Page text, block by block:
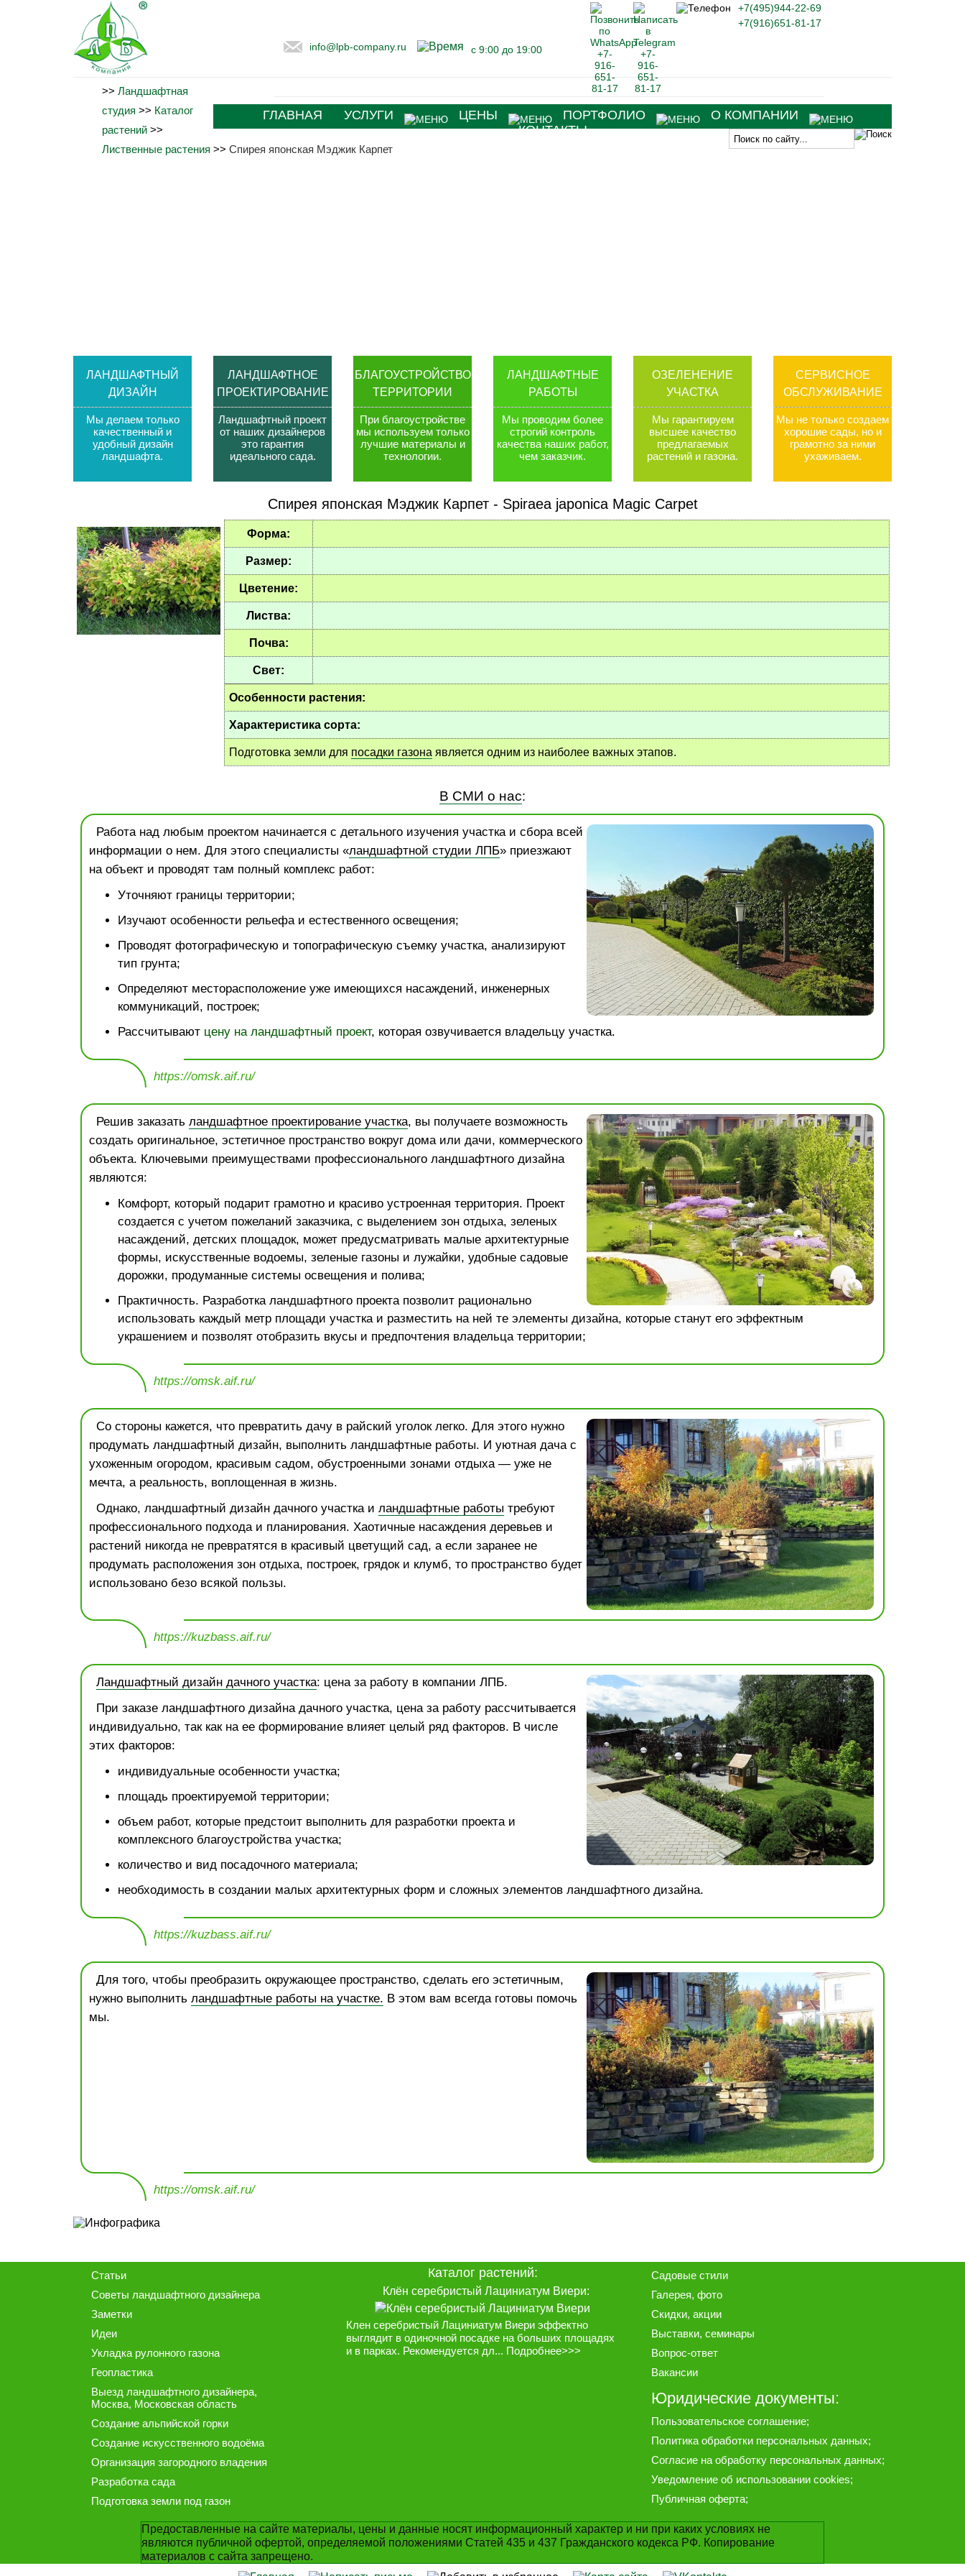
Спирея японская Мэджик Карпет - Spiraea japonica Magic Carpet
Форма:
Размер:
Цветение:
Листва:
Почва:
Свет:
Особенности растения:
Характеристика сорта:
Подготовка земли для посадки газона является одним из наиболее важных этапов.
В СМИ о нас:
Работа над любым проектом начинается с детального изучения участка и сбора всей
информации о нем. Для этого специалисты «ландшафтной студии ЛПБ» приезжают
на объект и проводят там полный комплекс работ:
Уточняют границы территории;
Изучают особенности рельефа и естественного освещения;
Проводят фотографическую и топографическую съемку участка, анализируют
тип грунта;
Определяют месторасположение уже имеющихся насаждений, инженерных
коммуникаций, построек;
Рассчитывают цену на ландшафтный проект, которая озвучивается владельцу участка.
https://omsk.aif.ru/
Решив заказать ландшафтное проектирование участка, вы получаете возможность
создать оригинальное, эстетичное пространство вокруг дома или дачи, коммерческого
объекта. Ключевыми преимуществами профессионального ландшафтного дизайна
являются:
Комфорт, который подарит грамотно и красиво устроенная территория. Проект
создается с учетом пожеланий заказчика, с выделением зон отдыха, зеленых
насаждений, детских площадок, может предусматривать малые архитектурные
формы, искусственные водоемы, зеленые газоны и лужайки, удобные садовые
дорожки, продуманные системы освещения и полива;
Практичность. Разработка ландшафтного проекта позволит рационально
использовать каждый метр площади участка и разместить на ней те элементы дизайна, которые станут его эффектным
украшением и позволят отобразить вкусы и предпочтения владельца территории;
https://omsk.aif.ru/
Со стороны кажется, что превратить дачу в райский уголок легко. Для этого нужно
продумать ландшафтный дизайн, выполнить ландшафтные работы. И уютная дача с
ухоженным огородом, красивым садом, обустроенными зонами отдыха — уже не
мечта, а реальность, воплощенная в жизнь.
Однако, ландшафтный дизайн дачного участка и ландшафтные работы требуют
профессионального подхода и планирования. Хаотичные насаждения деревьев и
растений никогда не превратятся в красивый цветущий сад, а если заранее не
продумать расположения зон отдыха, построек, грядок и клумб, то пространство будет
использовано безо всякой пользы.
https://kuzbass.aif.ru/
Ландшафтный дизайн дачного участка: цена за работу в компании ЛПБ.
При заказе ландшафтного дизайна дачного участка, цена за работу рассчитывается
индивидуально, так как на ее формирование влияет целый ряд факторов. В числе
этих факторов:
индивидуальные особенности участка;
площадь проектируемой территории;
объем работ, которые предстоит выполнить для разработки проекта и
комплексного благоустройства участка;
количество и вид посадочного материала;
необходимость в создании малых архитектурных форм и сложных элементов ландшафтного дизайна.
https://kuzbass.aif.ru/
Для того, чтобы преобразить окружающее пространство, сделать его эстетичным,
нужно выполнить ландшафтные работы на участке. В этом вам всегда готовы помочь
мы.
https://omsk.aif.ru/
info@lpb-company.ru с 9:00 до 19:00
+7(495)944-22-69
+7(916)651-81-17
ГЛАВНАЯ УСЛУГИ ЦЕНЫ ПОРТФОЛИО
О КОМПАНИИ
КОНТАКТЫ
>> Ландшафтная
студия >> Каталог
растений >>
Лиственные растения >> Спирея японская Мэджик Карпет
Статьи
Советы ландшафтного дизайнера
Заметки
Идеи
Укладка рулонного газона
Геопластика
Выезд ландшафтного дизайнера,
Москва, Московская область
Создание альпийской горки
Создание искусственного водоёма
Организация загородного владения
Разработка сада
Подготовка земли под газон
Каталог растений:
Клён серебристый Лациниатум Виери:
Клен серебристый Лациниатум Виери эффектно
выглядит в одиночной посадке на больших площадях
и в парках. Рекомендуется дл... Подробнее>>>
Садовые стили
Галерея, фото
Скидки, акции
Выставки, семинары
Вопрос-ответ
Вакансии
Юридические документы:
Пользовательское соглашение;
Политика обработки персональных данных;
Согласие на обработку персональных данных;
Уведомление об использовании cookies;
Публичная оферта;
Предоставленные на сайте материалы, цены и данные носят информационный характер и ни при каких условиях не
являются публичной офертой, определяемой положениями Статей 435 и 437 Гражданского кодекса РФ. Копирование
материалов с сайта запрещено.
ЛАНДШАФТНЫЙ
ДИЗАЙН
Мы делаем только
качественный и
удобный дизайн
ландшафта.
ЛАНДШАФТНОЕ
ПРОЕКТИРОВАНИЕ
Ландшафтный проект
от наших дизайнеров
это гарантия
идеального сада.
БЛАГОУСТРОЙСТВО
ТЕРРИТОРИИ
При благоустройстве
мы используем только
лучшие материалы и
технологии.
ЛАНДШАФТНЫЕ
РАБОТЫ
Мы проводим более
строгий контроль
качества наших работ,
чем заказчик.
ОЗЕЛЕНЕНИЕ
УЧАСТКА
Мы гарантируем
высшее качество
предлагаемых
растений и газона.
СЕРВИСНОЕ
ОБСЛУЖИВАНИЕ
Мы не только создаем
хорошие сады, но и
грамотно за ними
ухаживаем.